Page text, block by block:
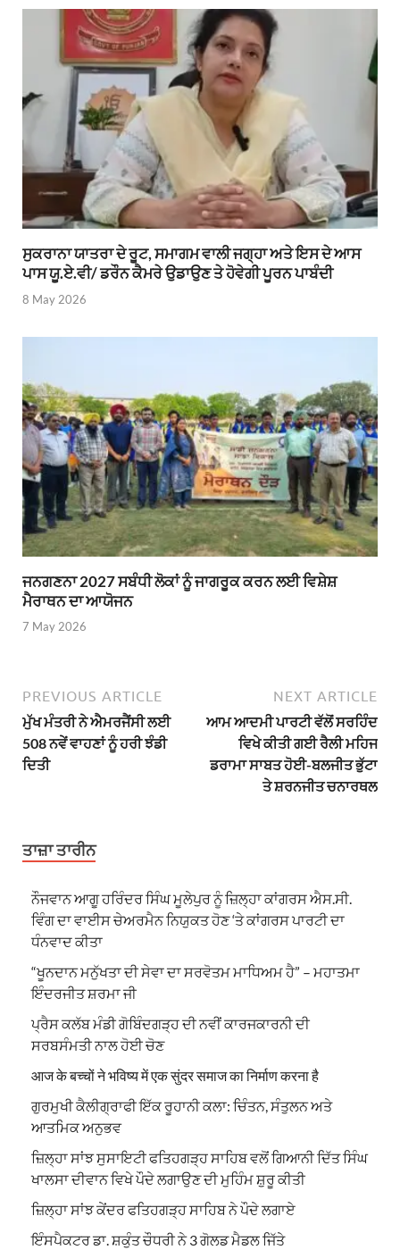
ਸੁਕਰਾਨਾ ਯਾਤਰਾ ਦੇ ਰੂਟ, ਸਮਾਗਮ ਵਾਲੀ ਜਗ੍ਹਾ ਅਤੇ ਇਸ ਦੇ ਆਸ
ਪਾਸ ਯੂ.ਏ.ਵੀ/ ਡਰੌਨ ਕੈਮਰੇ ਉਡਾਉਣ ਤੇ ਹੋਵੇਗੀ ਪੂਰਨ ਪਾਬੰਦੀ
8 May 2026
ਜਨਗਣਨਾ 2027 ਸਬੰਧੀ ਲੋਕਾਂ ਨੂੰ ਜਾਗਰੂਕ ਕਰਨ ਲਈ ਵਿਸ਼ੇਸ਼
ਮੈਰਾਥਨ ਦਾ ਆਯੋਜਨ
7 May 2026
PREVIOUS ARTICLE
ਮੁੱਖ ਮੰਤਰੀ ਨੇ ਐਮਰਜੈਂਸੀ ਲਈ
508 ਨਵੇਂ ਵਾਹਣਾਂ ਨੂੰ ਹਰੀ ਝੰਡੀ
ਦਿਤੀ
NEXT ARTICLE
ਆਮ ਆਦਮੀ ਪਾਰਟੀ ਵੱਲੋਂ ਸਰਹਿੰਦ
ਵਿਖੇ ਕੀਤੀ ਗਈ ਰੈਲੀ ਮਹਿਜ
ਡਰਾਮਾ ਸਾਬਤ ਹੋਈ-ਬਲਜੀਤ ਭੁੱਟਾ
ਤੇ ਸ਼ਰਨਜੀਤ ਚਨਾਰਥਲ
ਤਾਜ਼ਾ ਤਾਰੀਨ
ਨੌਜਵਾਨ ਆਗੂ ਹਰਿੰਦਰ ਸਿੰਘ ਮੂਲੇਪੁਰ ਨੂੰ ਜ਼ਿਲ੍ਹਾ ਕਾਂਗਰਸ ਐਸ.ਸੀ.
ਵਿੰਗ ਦਾ ਵਾਈਸ ਚੇਅਰਮੈਨ ਨਿਯੁਕਤ ਹੋਣ ‘ਤੇ ਕਾਂਗਰਸ ਪਾਰਟੀ ਦਾ
ਧੰਨਵਾਦ ਕੀਤਾ
“ਖੂਨਦਾਨ ਮਨੁੱਖਤਾ ਦੀ ਸੇਵਾ ਦਾ ਸਰਵੋਤਮ ਮਾਧਿਅਮ ਹੈ” – ਮਹਾਤਮਾ
ਇੰਦਰਜੀਤ ਸ਼ਰਮਾ ਜੀ
ਪ੍ਰੈਸ ਕਲੱਬ ਮੰਡੀ ਗੋਬਿੰਦਗੜ੍ਹ ਦੀ ਨਵੀਂ ਕਾਰਜਕਾਰਨੀ ਦੀ
ਸਰਬਸੰਮਤੀ ਨਾਲ ਹੋਈ ਚੋਣ
आज के बच्चों ने भविष्य में एक सुंदर समाज का निर्माण करना है
ਗੁਰਮੁਖੀ ਕੈਲੀਗ੍ਰਾਫੀ ਇੱਕ ਰੂਹਾਨੀ ਕਲਾ: ਚਿੰਤਨ, ਸੰਤੁਲਨ ਅਤੇ
ਆਤਮਿਕ ਅਨੁਭਵ
ਜ਼ਿਲ੍ਹਾ ਸਾਂਝ ਸੁਸਾਇਟੀ ਫਤਿਹਗੜ੍ਹ ਸਾਹਿਬ ਵਲੋਂ ਗਿਆਨੀ ਦਿੱਤ ਸਿੰਘ
ਖਾਲਸਾ ਦੀਵਾਨ ਵਿਖੇ ਪੌਦੇ ਲਗਾਉਣ ਦੀ ਮੁਹਿੰਮ ਸ਼ੁਰੂ ਕੀਤੀ
ਜ਼ਿਲ੍ਹਾ ਸਾਂਝ ਕੇਂਦਰ ਫਤਿਹਗੜ੍ਹ ਸਾਹਿਬ ਨੇ ਪੌਦੇ ਲਗਾਏ
ਇੰਸਪੈਕਟਰ ਡਾ. ਸ਼ਕੁੰਤ ਚੌਧਰੀ ਨੇ 3 ਗੋਲਡ ਮੈਡਲ ਜਿੱਤੇ